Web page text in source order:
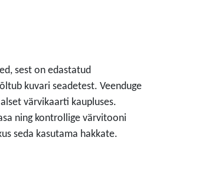
sest on edastatud
kuvari seadetest. Veenduge
värvikaarti kaupluses.
ning kontrollige värvitooni
seda kasutama hakkate.